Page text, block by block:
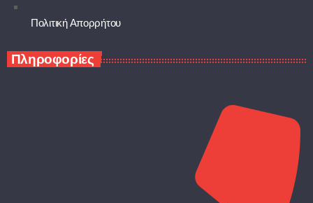
Πολιτική Απορρήτου
Πληροφορίες